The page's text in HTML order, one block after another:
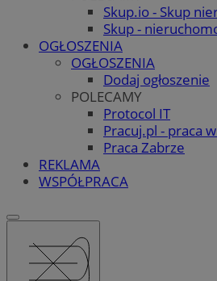
Skup.io - Skup
Skup -
OGŁOSZENIA
OGŁOSZENIA
Dodaj ogłoszenie
POLECAMY
Protocol IT
Pracuj.pl - praca
Praca Zabrze
REKLAMA
WSPÓŁPRACA